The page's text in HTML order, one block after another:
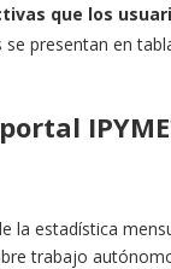
que los
se presentan en
la estadística
trabajo